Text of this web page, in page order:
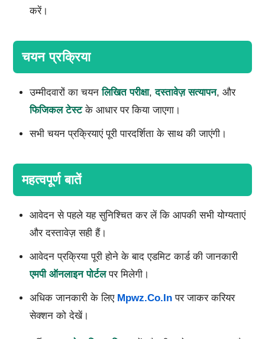
करें।
चयन प्रक्रिया
उम्मीदवारों का चयनलिखित परीक्षा,दस्तावेज़ सत्यापन, और
फिजिकल टेस्टके आधार पर किया जाएगा।
सभी चयन प्रक्रियाएं पूरी पारदर्शिता के साथ की जाएंगी।
महत्वपूर्ण बातें
आवेदन से पहले यह सुनिश्चित कर लें कि आपकी सभी योग्यताएं
और दस्तावेज़ सही हैं।
आवेदन प्रक्रिया पूरी होने के बाद एडमिट कार्ड की जानकारी
एमपी ऑनलाइन पोर्टलपर मिलेगी।
अधिक जानकारी के लिए Mpwz.co.inपर जाकर करियर
सेक्शन को देखें।